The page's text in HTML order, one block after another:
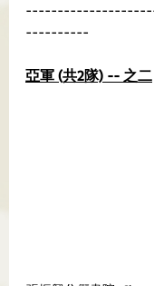
----------
亞軍 (共2隊) -- 之二